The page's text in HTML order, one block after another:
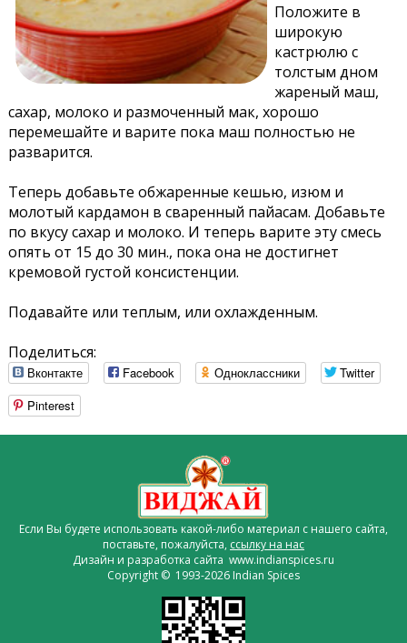
Положите в
широкую
кастрюлю с
толстым дном
жареный маш,
сахар, молоко и размоченный мак, хорошо
перемешайте и варите пока маш полностью не
разварится.
Теперь добавьте обжаренные кешью, изюм и
молотый кардамон в сваренный пайасам. Добавьте
по вкусу сахар и молоко. И теперь варите эту смесь
опять от 15 до 30 мин., пока она не достигнет
кремовой густой консистенции.
Подавайте или теплым, или охлажденным.
Поделиться:
Вконтакте Facebook Одноклассники
Twitter
Pinterest
Если Вы будете использовать какой-либо материал с нашего сайта,
поставьте, пожалуйста, ссылку на нас
Дизайн и разработка сайта www.indianspices.ru
Copyright © 1993-2026 Indian Spices